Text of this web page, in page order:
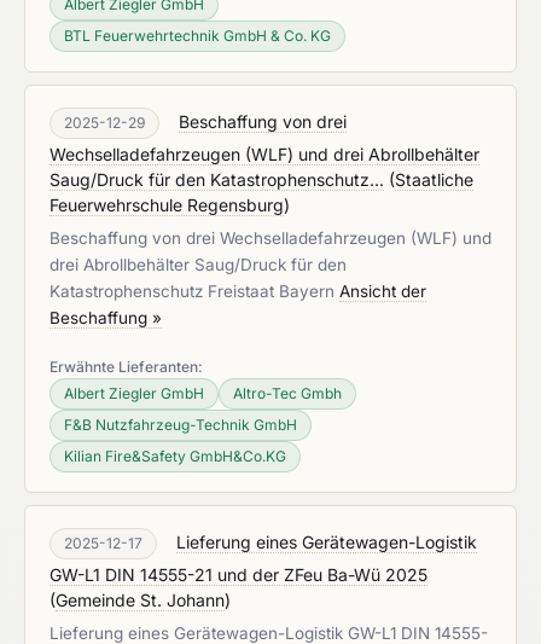
Albert Ziegler GmbH
BTL Feuerwehrtechnik GmbH & Co. KG
2025-12-29
Beschaffung von drei
Wechselladefahrzeugen (WLF) und drei Abrollbehälter
Saug/Druck für den Katastrophenschutz... (Staatliche
Feuerwehrschule Regensburg)
Beschaffung von drei Wechselladefahrzeugen (WLF) und
drei Abrollbehälter Saug/Druck für den
Katastrophenschutz Freistaat Bayern Ansicht der
Beschaffung »
Erwähnte Lieferanten:
Albert Ziegler GmbH
Altro-Tec Gmbh
F&B Nutzfahrzeug-Technik GmbH
Kilian Fire&Safety GmbH&Co.KG
2025-12-17
Lieferung eines Gerätewagen-Logistik
GW-L1 DIN 14555-21 und der ZFeu Ba-Wü 2025
(Gemeinde St. Johann)
Lieferung eines Gerätewagen-Logistik GW-L1 DIN 14555-